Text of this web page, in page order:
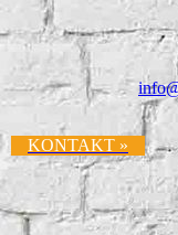
KONTAKT »